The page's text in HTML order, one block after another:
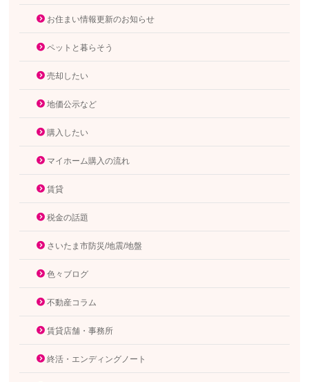
お住まい情報更新のお知らせ
ペットと暮らそう
売却したい
地価公示など
購入したい
マイホーム購入の流れ
賃貸
税金の話題
さいたま市防災/地震/地盤
色々ブログ
不動産コラム
賃貸店舗・事務所
終活・エンディングノート